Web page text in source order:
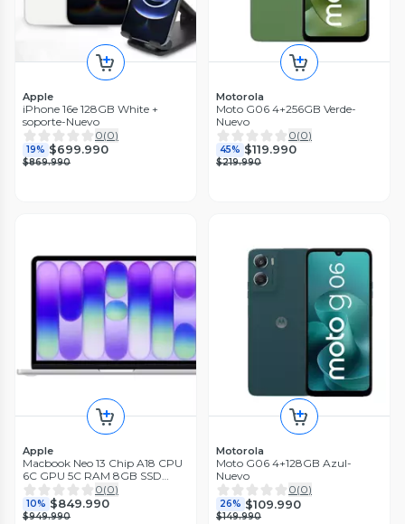
Apple
iPhone 16e 128GB White +
soporte-Nuevo
0(0)
19% $699.990
$869.990
Motorola
Moto G06 4+256GB Verde-
Nuevo
0(0)
45% $119.990
$219.990
Apple
Macbook Neo 13 Chip A18 CPU
6C GPU 5C RAM 8GB SSD
512GB Touch ID Plata MHFC4CI
A
0(0)
10% $849.990
$949.990
Motorola
Moto G06 4+128GB Azul-
Nuevo
0(0)
26% $109.990
$149.990